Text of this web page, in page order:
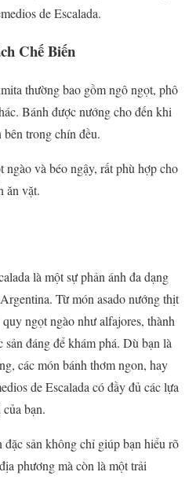
de Escalada.
Chế Biến
thường bao gồm ngô ngọt, phô
Bánh được nướng cho đến khi
trong chín đều.
và béo ngậy, rất phù hợp cho
ăn vặt.
là một sự phản ánh đa dạng
Từ món asado nướng thịt
ngọt ngào như alfajores, thành
đáng để khám phá. Dù bạn là
các món bánh thơm ngon, hay
de Escalada có đầy đủ các lựa
bạn.
sản không chỉ giúp bạn hiểu rõ
phương mà còn là một trải